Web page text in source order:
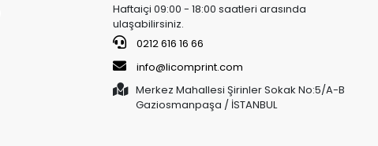
Haftaiçi 09:00 - 18:00 saatleri arasında
ulaşabilirsiniz.
0212 616 16 66
info@licomprint.com
Merkez Mahallesi Şirinler Sokak No:5/A-B
Gaziosmanpaşa / İSTANBUL